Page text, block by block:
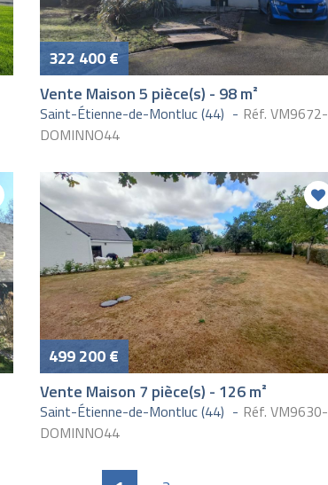
322 400 €
Vente Maison 5 pièce(s) - 98 m²
Saint-Étienne-de-Montluc (44)
Réf. VM9672-
DOMINNO44
499 200 €
Vente Maison 7 pièce(s) - 126 m²
Saint-Étienne-de-Montluc (44)
Réf. VM9630-
DOMINNO44